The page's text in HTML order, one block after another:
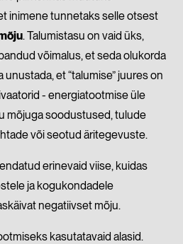
inimene tunnetaks selle otsest
. Talumistasu on vaid üks,
võimalus, et seda olukorda
unustada, et “talumise” juures on
- energiatootmise üle
mõjuga soodustused, tulude
või seotud äritegevuste.
erinevaid viise, kuidas
ja kogukondadele
negatiivset mõju.
kasutatavaid alasid.